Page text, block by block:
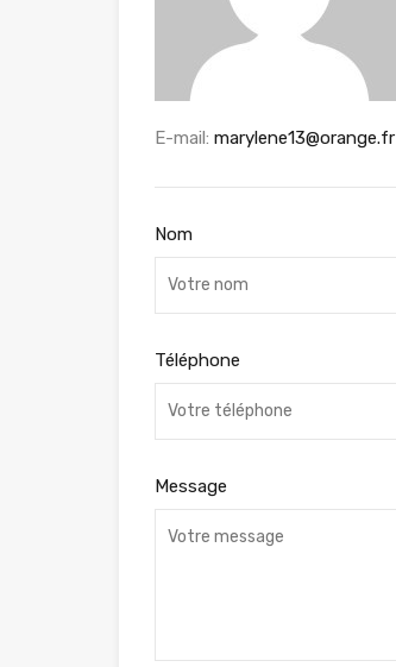
E-mail: marylene13@orange.fr
Nom
Téléphone
Message